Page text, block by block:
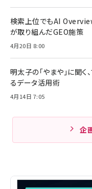
検索上位でもAI
が取り組んだGEO施策
4月20日 8:00
明太子の「やまや」に聞
るデータ活用術
4月14日 7:05
企